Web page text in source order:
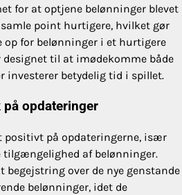
for at optjene belønninger blevet
point hurtigere, hvilket gør
op for belønninger i et hurtigere
til at imødekomme både
investerer betydelig tid i spillet.
opdateringer
positivt på opdateringerne, især
tilgængelighed af belønninger.
begejstring over de nye genstande
belønninger, idet de